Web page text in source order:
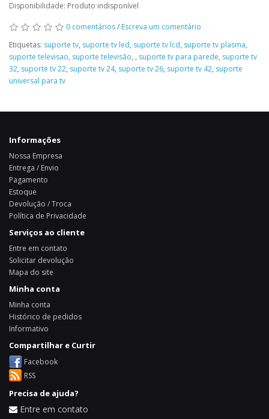
Disponibilidade: Produto indisponível
0 comentários/ Escreva um comentário
Etiquetas: suporte tv, suporte tv led, suporte tv lcd, suporte tv plasma,
suporte televisao, suporte televisão, , suporte tv para parede, suporte tv
32, suporte tv 22, suporte tv 24, suporte tv 26, suporte tv 42, suporte
universal para tv
Informações
Nossa Empresa
Entrega / Envio
Pagamento
Estoque
Devolução / Troca
Política de Privacidade
Serviços ao cliente
Entre em contato
Solicitar devolução
Mapa do site
Minha conta
Minha conta
Histórico de pedidos
Informativo
Compartilhar e Curtir
Facebook
RSS
Precisa de ajuda?
Entre em contato